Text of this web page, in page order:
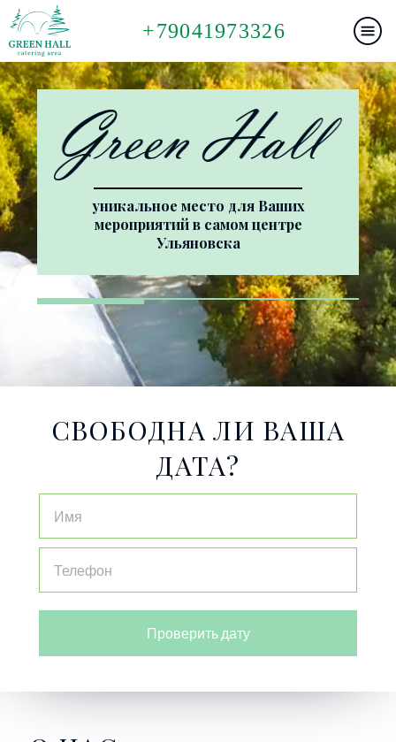
+79041973326
уникальное место для Ваших
мероприятий в самом центре
Ульяновска
СВОБОДНА ЛИ ВАША
ДАТА?
Проверить дату